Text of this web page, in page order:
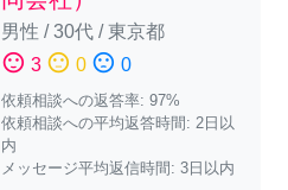
男性 /30代/東京都
sentiment_satisfied 3 sentiment_neutral 0 sentiment_dissatisfied 0
依頼相談への返答率: 97%
依頼相談への平均返答時間: 2日以
内
メッセージ平均返信時間: 3日以内